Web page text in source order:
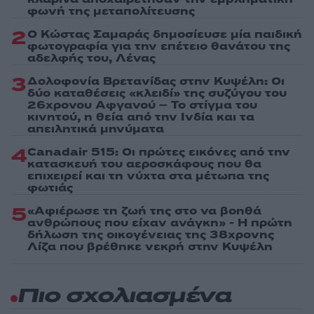
φωνή της μεταπολίτευσης
2Ο Κώστας Σαμαράς δημοσίευσε μία παιδική
φωτογραφία για την επέτειο θανάτου της
αδελφής του, Λένας
3Δολοφονία Βρετανίδας στην Κυψέλη: Οι
δύο καταθέσεις «κλειδί» της συζύγου του
26χρονου Αφγανού – Το στίγμα του
κινητού, η θεία από την Ινδία και τα
απειλητικά μηνύματα
4Canadair 515: Οι πρώτες εικόνες από την
κατασκευή του αεροσκάφους που θα
επιχειρεί και τη νύχτα στα μέτωπα της
φωτιάς
5«Αφιέρωσε τη ζωή της στο να βοηθά
ανθρώπους που είχαν ανάγκη» - Η πρώτη
δήλωση της οικογένειας της 38χρονης
Λίζα που βρέθηκε νεκρή στην Κυψέλη
Πιο σχολιασμένα